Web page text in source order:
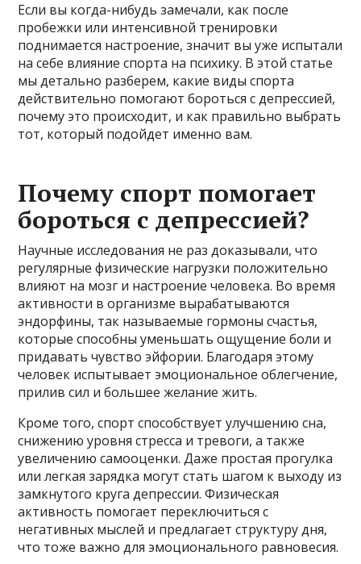
Если вы когда-нибудь замечали, как после
пробежки или интенсивной тренировки
поднимается настроение, значит вы уже испытали
на себе влияние спорта на психику. В этой статье
мы детально разберем, какие виды спорта
действительно помогают бороться с депрессией,
почему это происходит, и как правильно выбрать
тот, который подойдет именно вам.
Почему спорт помогает
бороться с депрессией?
Научные исследования не раз доказывали, что
регулярные физические нагрузки положительно
влияют на мозг и настроение человека. Во время
активности в организме вырабатываются
эндорфины, так называемые гормоны счастья,
которые способны уменьшать ощущение боли и
придавать чувство эйфории. Благодаря этому
человек испытывает эмоциональное облегчение,
прилив сил и большее желание жить.
Кроме того, спорт способствует улучшению сна,
снижению уровня стресса и тревоги, а также
увеличению самооценки. Даже простая прогулка
или легкая зарядка могут стать шагом к выходу из
замкнутого круга депрессии. Физическая
активность помогает переключиться с
негативных мыслей и предлагает структуру дня,
что тоже важно для эмоционального равновесия.